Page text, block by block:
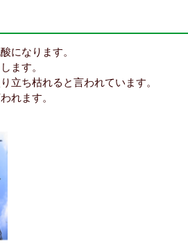
になります。
ます。
立ち枯れると言われています。
れます。